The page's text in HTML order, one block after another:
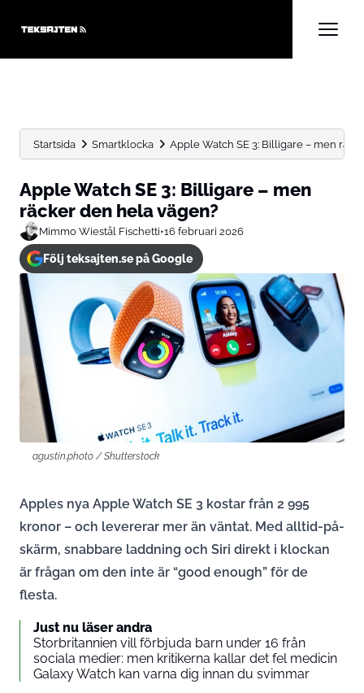
Startsida Smartklocka Apple Watch SE 3: Billigare – men
Apple Watch SE 3: Billigare – men
räcker den hela vägen?
Mimmo Wiestål Fischetti•16 februari 2026
Följ teksajten.se på Google
agustin.photo / Shutterstock
Apples nya Apple Watch SE 3 kostar från 2 995
kronor – och levererar mer än väntat. Med alltid-på-
skärm, snabbare laddning och Siri direkt i klockan
är frågan om den inte är “good enough” för de
flesta.
Just nu läser andra
Storbritannien vill förbjuda barn under 16 från
sociala medier: men kritikerna kallar det fel medicin
Galaxy Watch kan varna dig innan du svimmar